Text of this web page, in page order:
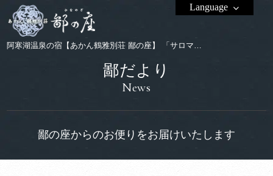
阿寒湖温泉の宿【あかん鶴雅別荘 鄙の座】 「サロマ湖鶴雅リゾート」公式ホームページリニューアルのお知らせ
Language
鄙だより
News
鄙の座からのお便りをお届けいたします